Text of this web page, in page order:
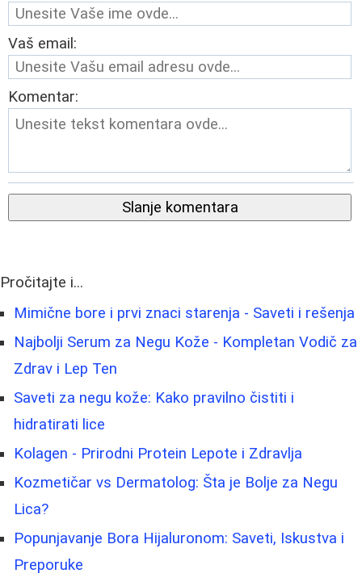
Vaš email:
Komentar:
Slanje komentara
Pročitajte i...
Mimične bore i prvi znaci starenja - Saveti i rešenja
Najbolji Serum za Negu Kože - Kompletan Vodič za
Zdrav i Lep Ten
Saveti za negu kože: Kako pravilno čistiti i
hidratirati lice
Kolagen - Prirodni Protein Lepote i Zdravlja
Kozmetičar vs Dermatolog: Šta je Bolje za Negu
Lica?
Popunjavanje Bora Hijaluronom: Saveti, Iskustva i
Preporuke